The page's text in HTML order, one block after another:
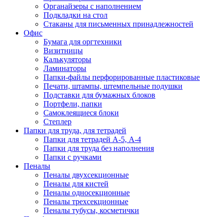
Органайзеры с наполнением
Подкладки на стол
Стаканы для письменных принадлежностей
Офис
Бумага для оргтехники
Визитницы
Калькуляторы
Ламинаторы
Папки-файлы перфорированные пластиковые
Печати, штампы, штемпельные подушки
Подставки для бумажных блоков
Портфели, папки
Самоклеящиеся блоки
Степлер
Папки для труда, для тетрадей
Папки для тетрадей А-5, А-4
Папки для труда без наполнения
Папки с ручками
Пеналы
Пеналы двухсекционные
Пеналы для кистей
Пеналы односекционные
Пеналы трехсекционные
Пеналы тубусы, косметички